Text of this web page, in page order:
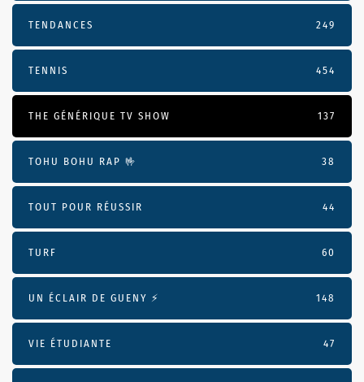
TENDANCES 249
TENNIS 454
THE GÉNÉRIQUE TV SHOW 137
TOHU BOHU RAP 🤟 38
TOUT POUR RÉUSSIR 44
TURF 60
UN ÉCLAIR DE GUENY ⚡️ 148
VIE ÉTUDIANTE 47